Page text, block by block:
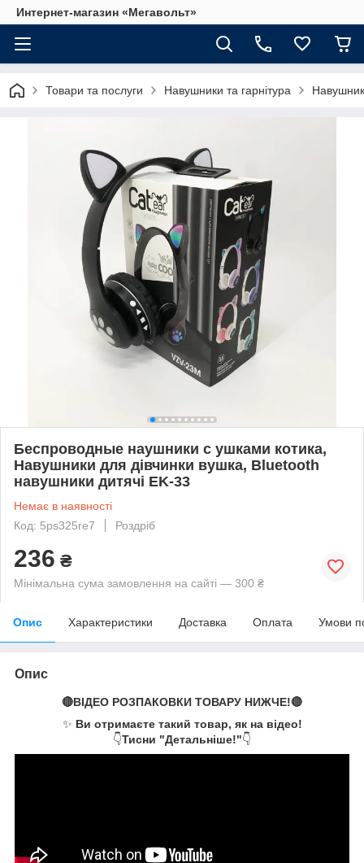
Интернет-магазин «Мегавольт»
Товари та послуги Навушники та гарнітура
Беспроводные наушники с ушками котика,
Навушники для дівчинки вушка, Bluetooth
навушники дитячі EK-33
Немає в наявності
Код: 5ps325re7
Роздріб
236 ₴
Мінімальна сума замовлення на сайті — 300 ₴
Опис Характеристики Доставка Оплата Умови
Опис
🔴ВІДЕО РОЗПАКОВКИ ТОВАРУ НИЖЧЕ!🔴
✨ Ви отримаєте такий товар, як на відео!
👇Тисни "Детальніше!"👇